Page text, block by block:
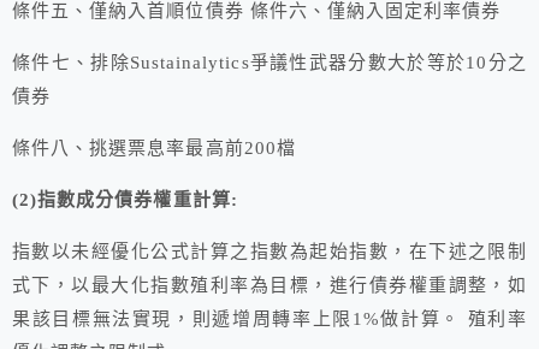
條件五、僅納入首順位債券 條件六、僅納入固定利率債券
條件七、排除Sustainalytics爭議性武器分數大於等於10分之
債券
條件八、挑選票息率最高前200檔
(2)指數成分債券權重計算:
指數以未經優化公式計算之指數為起始指數，在下述之限制
式下，以最大化指數殖利率為目標，進行債券權重調整，如
果該目標無法實現，則遞增周轉率上限1%做計算。 殖利率